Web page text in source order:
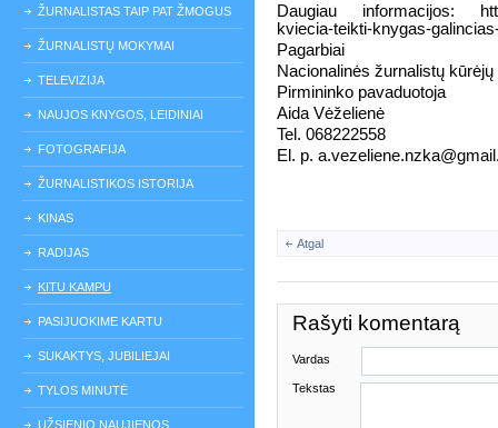
ŽURNALISTAS TAIP PAT ŽMOGUS
ŽURNALISTŲ MOKYMAI
TELEVIZIJA
NAUJOS KNYGOS, LEIDINIAI
FOTOGRAFIJA
ŽURNALISTIKOS ISTORIJA
KINAS
RADIJAS
KITU KAMPU
PASIJUOKIME KARTU
SUKAKTYS, JUBILIEJAI
TYLOS MINUTĖ
UŽSIENIO NAUJIENOS
Daugiau informacijos:
kviecia-teikti-knygas-
Pagarbiai
Nacionalinės žurnalistų
Pirmininko pavaduotoja
Aida Vėželienė
Tel. 068222558
El. p.
Atgal
Rašyti komentarą
Vardas
Tekstas